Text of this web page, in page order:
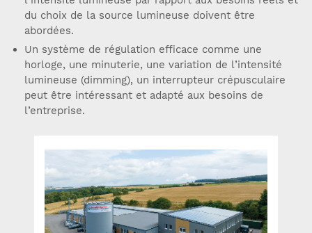
du choix de la source lumineuse doivent être
abordées.
Un système de régulation efficace comme une
horloge, une minuterie, une variation de l’intensité
lumineuse (dimming), un interrupteur crépusculaire
peut être intéressant et adapté aux besoins de
l’entreprise.